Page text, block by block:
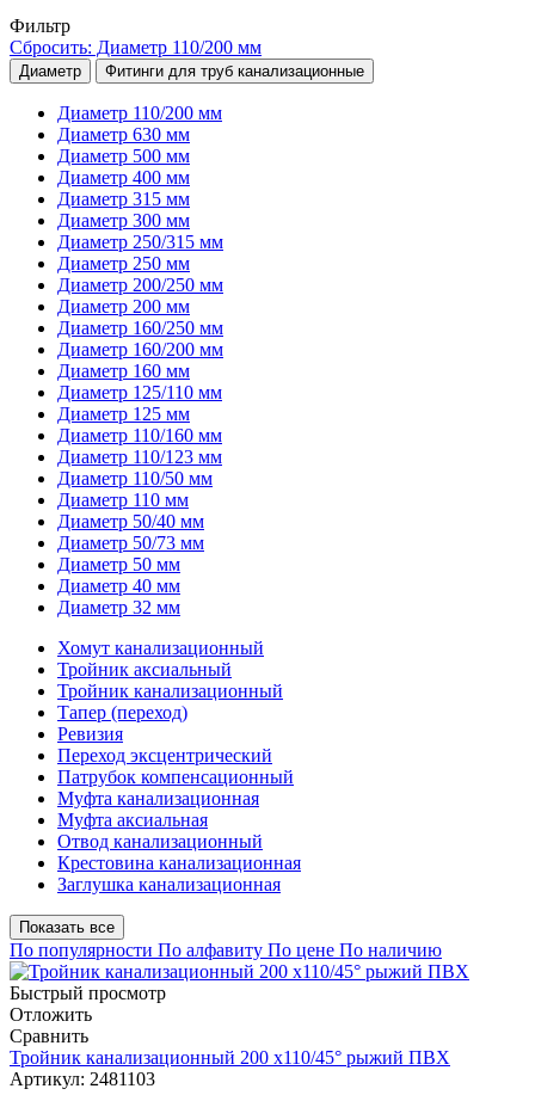
Фильтр
Сбросить: Диаметр 110/200 мм
Диаметр Фитинги для труб канализационные
Диаметр 110/200 мм
Диаметр 630 мм
Диаметр 500 мм
Диаметр 400 мм
Диаметр 315 мм
Диаметр 300 мм
Диаметр 250/315 мм
Диаметр 250 мм
Диаметр 200/250 мм
Диаметр 200 мм
Диаметр 160/250 мм
Диаметр 160/200 мм
Диаметр 160 мм
Диаметр 125/110 мм
Диаметр 125 мм
Диаметр 110/160 мм
Диаметр 110/123 мм
Диаметр 110/50 мм
Диаметр 110 мм
Диаметр 50/40 мм
Диаметр 50/73 мм
Диаметр 50 мм
Диаметр 40 мм
Диаметр 32 мм
Хомут канализационный
Тройник аксиальный
Тройник канализационный
Тапер (переход)
Ревизия
Переход эксцентрический
Патрубок компенсационный
Муфта канализационная
Муфта аксиальная
Отвод канализационный
Крестовина канализационная
Заглушка канализационная
Показать все
По популярности По алфавиту По цене По наличию
Быстрый просмотр
Отложить
Сравнить
Тройник канализационный 200 х110/45° рыжий ПВХ
Артикул: 2481103